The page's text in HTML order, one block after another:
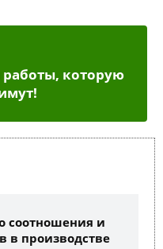
которую
соотношения и
в производстве